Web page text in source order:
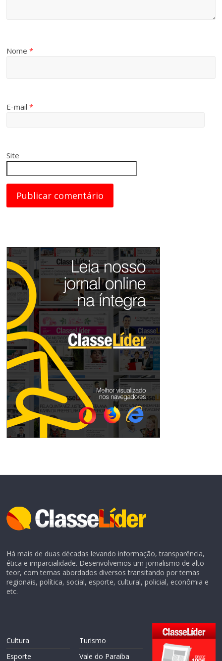
Nome*
E-mail*
Site
Há mais de duas décadas levando informação, transparência,
ética e imparcialidade. Desenvolvemos um jornalismo de alto
teor, com temas abordados diversos transitando por temas
regionais, política, social, esporte, cultural, policial, econômia e
etc.
Cultura
Esporte
Turismo
Vale do Paraíba